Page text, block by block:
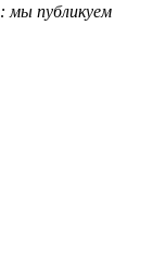
: мы публикуем